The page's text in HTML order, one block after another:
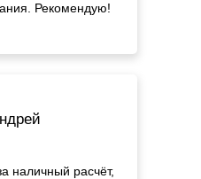
Рекомендую!
наличный расчёт,